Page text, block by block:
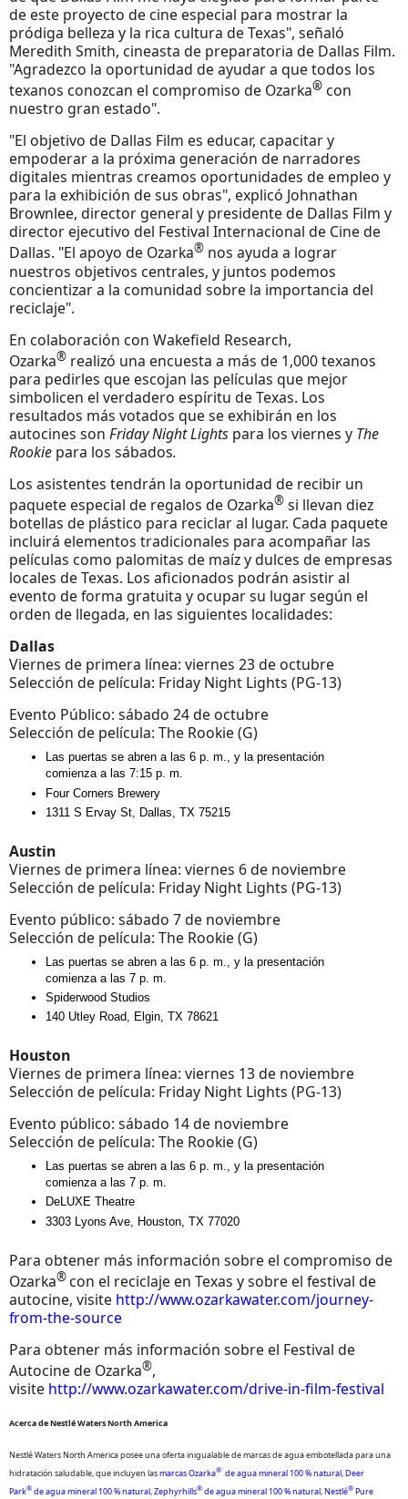
de este proyecto de cine especial para mostrar la
pródiga belleza y la rica cultura de Texas", señaló
Meredith Smith, cineasta de preparatoria de Dallas Film.
"Agradezco la oportunidad de ayudar a que todos los
texanos conozcan el compromiso de Ozarka® con
nuestro gran estado".
"El objetivo de Dallas Film es educar, capacitar y
empoderar a la próxima generación de narradores
digitales mientras creamos oportunidades de empleo y
para la exhibición de sus obras", explicó Johnathan
Brownlee, director general y presidente de Dallas Film y
director ejecutivo del Festival Internacional de Cine de
Dallas. "El apoyo de Ozarka® nos ayuda a lograr
nuestros objetivos centrales, y juntos podemos
concientizar a la comunidad sobre la importancia del
reciclaje".
En colaboración con Wakefield Research,
Ozarka® realizó una encuesta a más de 1,000 texanos
para pedirles que escojan las películas que mejor
simbolicen el verdadero espíritu de Texas. Los
resultados más votados que se exhibirán en los
autocines son Friday Night Lights para los viernes y The
Rookie para los sábados.
Los asistentes tendrán la oportunidad de recibir un
paquete especial de regalos de Ozarka® si llevan diez
botellas de plástico para reciclar al lugar. Cada paquete
incluirá elementos tradicionales para acompañar las
películas como palomitas de maíz y dulces de empresas
locales de Texas. Los aficionados podrán asistir al
evento de forma gratuita y ocupar su lugar según el
orden de llegada, en las siguientes localidades:
Dallas
Viernes de primera línea: viernes 23 de octubre
Selección de película: Friday Night Lights (PG-13)
Evento Público: sábado 24 de octubre
Selección de película: The Rookie (G)
Las puertas se abren a las 6 p. m., y la presentación
comienza a las 7:15 p. m.
Four Corners Brewery
1311 S Ervay St, Dallas, TX 75215
Austin
Viernes de primera línea: viernes 6 de noviembre
Selección de película: Friday Night Lights (PG-13)
Evento público: sábado 7 de noviembre
Selección de película: The Rookie (G)
Las puertas se abren a las 6 p. m., y la presentación
comienza a las 7 p. m.
Spiderwood Studios
140 Utley Road, Elgin, TX 78621
Houston
Viernes de primera línea: viernes 13 de noviembre
Selección de película: Friday Night Lights (PG-13)
Evento público: sábado 14 de noviembre
Selección de película: The Rookie (G)
Las puertas se abren a las 6 p. m., y la presentación
comienza a las 7 p. m.
DeLUXE Theatre
3303 Lyons Ave, Houston, TX 77020
Para obtener más información sobre el compromiso de
Ozarka® con el reciclaje en Texas y sobre el festival de
autocine, visite http://www.ozarkawater.com/journey-
from-the-source
Para obtener más información sobre el Festival de
Autocine de Ozarka®,
visite http://www.ozarkawater.com/drive-in-film-festival
Acerca de Nestlé Waters North America
Nestlé Waters North America posee una oferta inigualable de marcas de agua embotellada para una
hidratación saludable, que incluyen lasmarcas Ozarka® de agua mineral 100 % natural,Deer
Park® de agua mineral 100 % natural,Zephyrhills® de agua mineral 100 % natural,Nestlé® Pure